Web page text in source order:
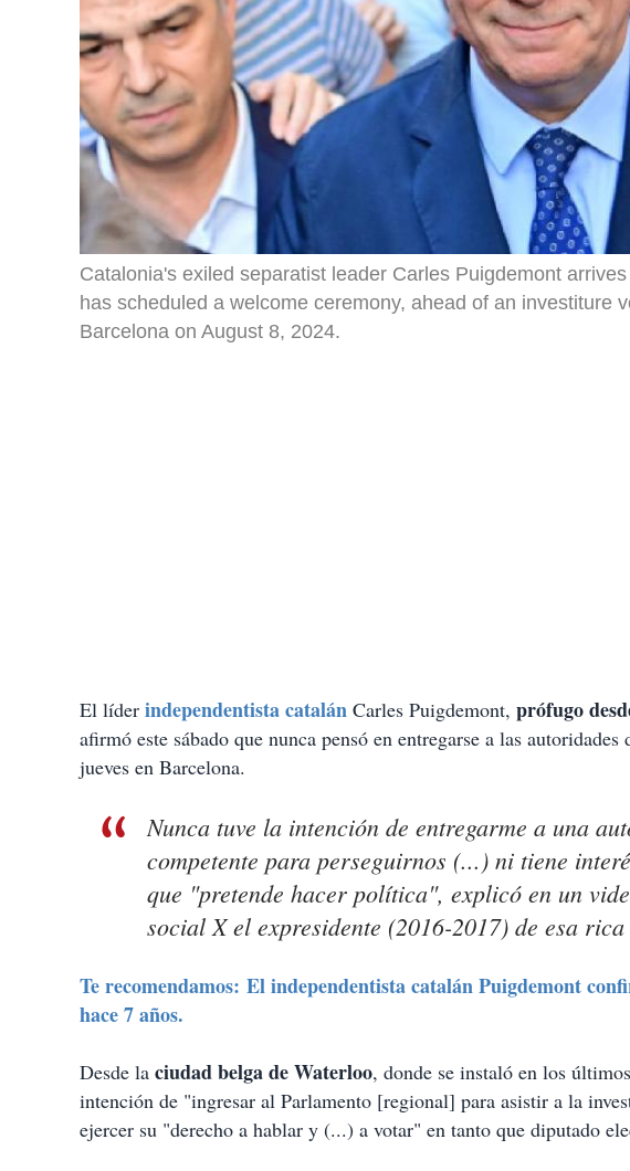
Catalonia's exiled separatist leader Carles Puigdemont
has scheduled a welcome ceremony, ahead of an investiture
Barcelona on August 8, 2024.
El líder independentista catalán Carles Puigdemont, prófugo
afirmó este sábado que nunca pensó en entregarse a las
jueves en Barcelona.
Nunca tuve la intención de entregarme a una
competente para perseguirnos (...) ni tiene
que "pretende hacer política", explicó en un
social X el expresidente (2016-2017) de esa
Te recomendamos: El independentista catalán Puigdemont
hace 7 años.
Desde la ciudad belga de Waterloo, donde se instaló en los
intención de "ingresar al Parlamento [regional] para asistir a la
ejercer su "derecho a hablar y (...) a votar" en tanto que diputado